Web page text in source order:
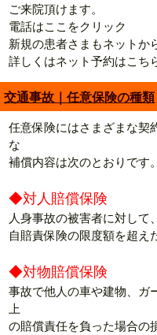
ご来院頂けます。
電話はここをクリック
新規の患者さまもネットか
詳しくはネット予約はこち
交通事故｜任意保険の種類
任意保険にはさまざまな契
な
補償内容は次のとおりです。
◆対人賠償保険
人身事故の被害者に対して
自賠責保険の限度額を超え
◆対物賠償保険
事故で他人の車や建物、ガ
上
の賠償責任を負った場合の